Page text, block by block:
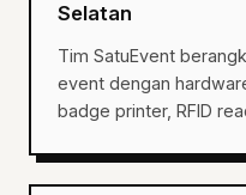
Selatan
Tim SatuEvent
event dengan
badge printer, RFID